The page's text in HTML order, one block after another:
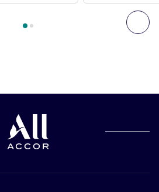
กอบการอื่นของเราที่อยู่ใกล้เคียง ถั
กอบการอื่นของเราที่อยู่ใกล้เคียง 1 :,